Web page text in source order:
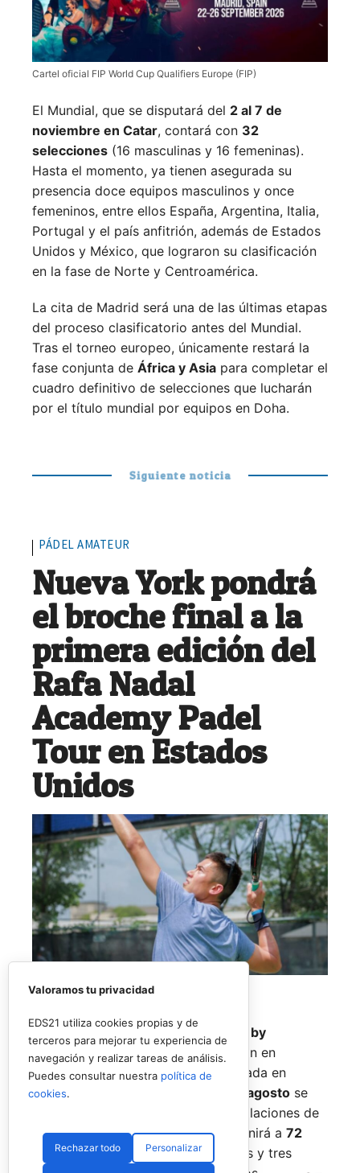
Cartel oficial FIP World Cup Qualifiers Europe (FIP)
El Mundial, que se disputará del 2 al 7 de
noviembre en Catar, contará con 32
selecciones (16 masculinas y 16 femeninas).
Hasta el momento, ya tienen asegurada su
presencia doce equipos masculinos y once
femeninos, entre ellos España, Argentina, Italia,
Portugal y el país anfitrión, además de Estados
Unidos y México, que lograron su clasificación
en la fase de Norte y Centroamérica.
La cita de Madrid será una de las últimas etapas
del proceso clasificatorio antes del Mundial.
Tras el torneo europeo, únicamente restará la
fase conjunta de África y Asia para completar el
cuadro definitivo de selecciones que lucharán
por el título mundial por equipos en Doha.
Siguiente noticia
PÁDEL AMATEUR
Nueva York pondrá
el broche final a la
primera edición del
Rafa Nadal
Academy Padel
Tour en Estados
Unidos
El Rafa Nadal Academy Padel Tour by
Playtomiccerrará su primera edición en
Estados Unidos con una última parada en
Nueva York
14 al 16 de agosto se
disputará el torneo final en las instalaciones de
Reserve Hudson Yards. La cita reunirá a 72
jugadores, repartidos en 36 parejas y tres
Valoramos tu privacidad
EDS21 utiliza cookies propias y de
terceros para mejorar tu experiencia de
navegación y realizar tareas de análisis.
Puedes consultar nuestra política de
cookies.
Rechazar todo Personalizar